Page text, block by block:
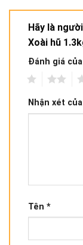
Hãy là
Xoài hũ
Đánh giá
Nhận xét
Tên *